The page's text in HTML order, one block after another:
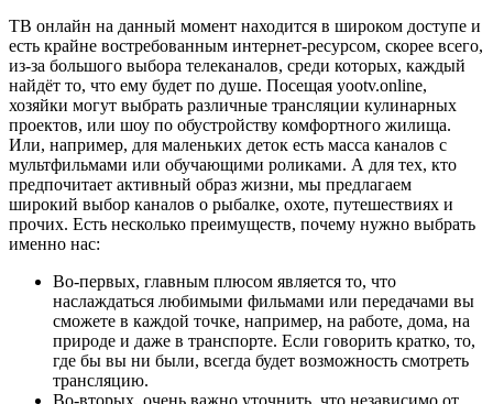
ТВ онлайн на данный момент находится в широком доступе и
есть крайне востребованным интернет-ресурсом, скорее всего,
из-за большого выбора телеканалов, среди которых, каждый
найдёт то, что ему будет по душе. Посещая yootv.online,
хозяйки могут выбрать различные трансляции кулинарных
проектов, или шоу по обустройству комфортного жилища.
Или, например, для маленьких деток есть масса каналов с
мультфильмами или обучающими роликами. А для тех, кто
предпочитает активный образ жизни, мы предлагаем
широкий выбор каналов о рыбалке, охоте, путешествиях и
прочих. Есть несколько преимуществ, почему нужно выбрать
именно нас:
Во-первых, главным плюсом является то, что
наслаждаться любимыми фильмами или передачами вы
сможете в каждой точке, например, на работе, дома, на
природе и даже в транспорте. Если говорить кратко, то,
где бы вы ни были, всегда будет возможность смотреть
трансляцию.